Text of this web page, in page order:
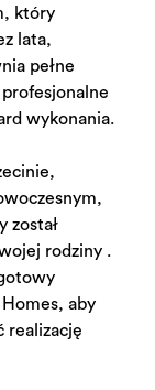
który
lata,
pełne
wykonania.
został
rodziny .
aby
realizację